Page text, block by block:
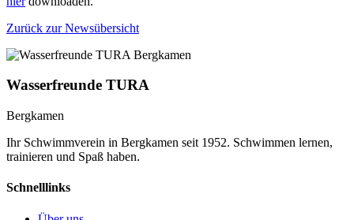
Zurück zur Newsübersicht
Wasserfreunde TURA
Bergkamen
Ihr Schwimmverein in Bergkamen seit 1952. Schwimmen lernen,
trainieren und Spaß haben.
Schnelllinks